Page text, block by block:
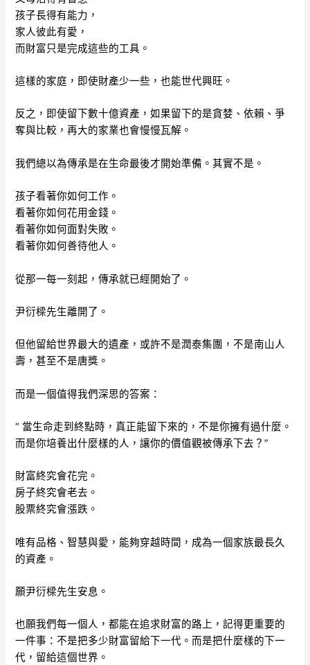
孩子長得有能力，
家人彼此有愛，
而財富只是完成這些的工具。
這樣的家庭，即使財產少一些，也能世代興旺。
反之，即使留下數十億資產，如果留下的是貪婪、依賴、爭
奪與比較，再大的家業也會慢慢瓦解。
我們總以為傳承是在生命最後才開始準備。其實不是。
孩子看著你如何工作。
看著你如何花用金錢。
看著你如何面對失敗。
看著你如何善待他人。
從那一每一刻起，傳承就已經開始了。
尹衍樑先生離開了。
但他留給世界最大的遺產，或許不是潤泰集團，不是南山人
壽，甚至不是唐獎。
而是一個值得我們深思的答案：
“ 當生命走到終點時，真正能留下來的，不是你擁有過什麼。
而是你培養出什麼樣的人，讓你的價值觀被傳承下去？”
財富終究會花完。
房子終究會老去。
股票終究會漲跌。
唯有品格、智慧與愛，能夠穿越時間，成為一個家族最長久
的資產。
願尹衍樑先生安息。
也願我們每一個人，都能在追求財富的路上，記得更重要的
一件事：不是把多少財富留給下一代。而是把什麼樣的下一
代，留給這個世界。